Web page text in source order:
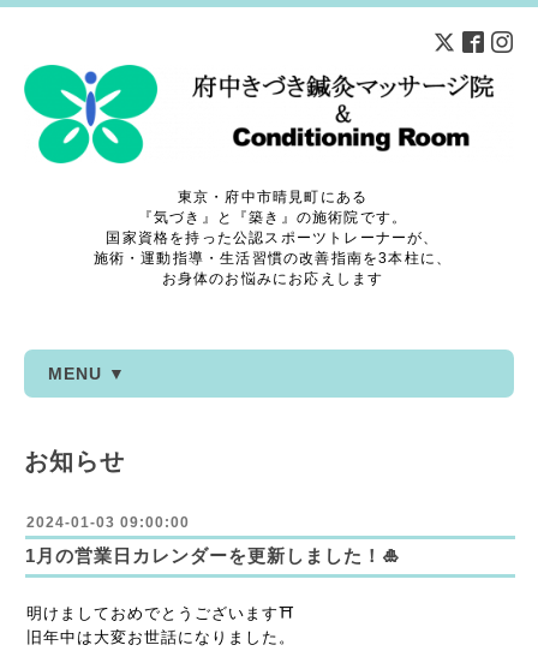
東京・府中市晴見町にある
『気づき』と『築き』の施術院です。
国家資格を持った公認スポーツトレーナーが、
施術・運動指導・生活習慣の改善指南を3本柱に、
お身体のお悩みにお応えします
MENU ▼
お知らせ
2024-01-03 09:00:00
1月の営業日カレンダーを更新しました！🎍
明けましておめでとうございます⛩️
旧年中は大変お世話になりました。